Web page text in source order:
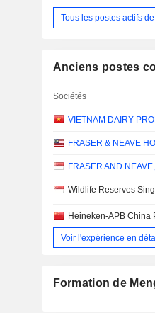
Tous les postes actifs
Anciens postes
Sociétés
VIETNAM DAIRY
FRASER & NEAVE
FRASER AND
Wildlife Reserves
Heineken-APB China
Voir l'expérience en
Formation de